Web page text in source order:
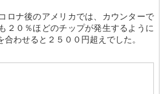
ロナ後のアメリカでは、カウンターで
２０％ほどのチップが発生するように
わせると２５００円超えでした。